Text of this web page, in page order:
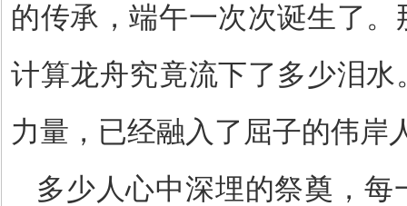
的传承，端午一次次诞生了
计算龙舟究竟流下了多少泪
力量，已经融入了屈子的伟岸
多少人心中深埋的祭奠，